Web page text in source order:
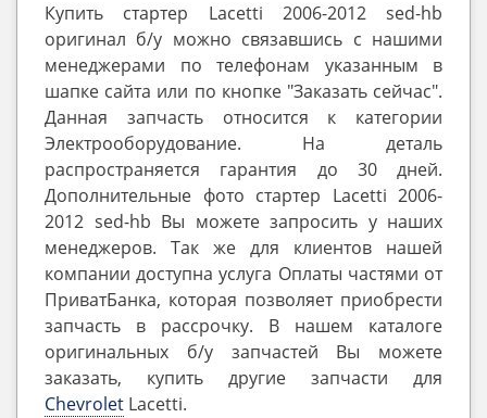
Купить стартер Lacetti 2006-2012 sed-hb
оригинал б/у можно связавшись с нашими
менеджерами по телефонам указанным в
шапке сайта или по кнопке "Заказать сейчас".
Данная запчасть относится к категории
Электрооборудование. На деталь
распространяется гарантия до 30 дней.
Дополнительные фото стартер Lacetti 2006-
2012 sed-hb Вы можете запросить у наших
менеджеров. Так же для клиентов нашей
компании доступна услуга Оплаты частями от
ПриватБанка, которая позволяет приобрести
запчасть в рассрочку. В нашем каталоге
оригинальных б/у запчастей Вы можете
заказать, купить другие запчасти для
Chevrolet Lacetti.